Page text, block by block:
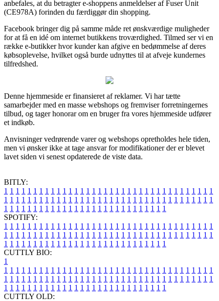
anbefales, at du betragter e-shoppens anmeldelser af Fuser Unit
(CE978A) forinden du færdiggør din shopping.
Facebook bringer dig på samme måde ret ønskværdige muligheder
for at få en idé om internet butikkens troværdighed. Tilmed ser vi en
række e-butikker hvor kunder kan afgive en bedømmelse af deres
købsoplevelse, hvilket også burde udnyttes til at afveje kundernes
tilfredshed.
Denne hjemmeside er finansieret af reklamer. Vi har tætte
samarbejder med en masse webshops og fremviser forretningernes
tilbud, og tager honorar om en bruger fra vores hjemmeside udfører
et indkøb.
Anvisninger vedrørende varer og webshops opretholdes hele tiden,
men vi ønsker ikke at tage ansvar for modifikationer der er blevet
lavet siden vi senest opdaterede de viste data.
BITLY:
1 1 1 1 1 1 1 1 1 1 1 1 1 1 1 1 1 1 1 1 1 1 1 1 1 1 1 1 1 1 1 1 1 1 1 1
1 1 1 1 1 1 1 1 1 1 1 1 1 1 1 1 1 1 1 1 1 1 1 1 1 1 1 1 1 1 1 1 1 1 1 1
1 1 1 1 1 1 1 1 1 1 1 1 1 1 1 1 1 1 1 1 1 1 1 1 1 1 1 1
SPOTIFY:
1 1 1 1 1 1 1 1 1 1 1 1 1 1 1 1 1 1 1 1 1 1 1 1 1 1 1 1 1 1 1 1 1 1 1 1
1 1 1 1 1 1 1 1 1 1 1 1 1 1 1 1 1 1 1 1 1 1 1 1 1 1 1 1 1 1 1 1 1 1 1 1
1 1 1 1 1 1 1 1 1 1 1 1 1 1 1 1 1 1 1 1 1 1 1 1 1 1 1 1
CUTTLY BIO:
1
1 1 1 1 1 1 1 1 1 1 1 1 1 1 1 1 1 1 1 1 1 1 1 1 1 1 1 1 1 1 1 1 1 1 1 1
1 1 1 1 1 1 1 1 1 1 1 1 1 1 1 1 1 1 1 1 1 1 1 1 1 1 1 1 1 1 1 1 1 1 1 1
1 1 1 1 1 1 1 1 1 1 1 1 1 1 1 1 1 1 1 1 1 1 1 1 1 1 1 1
CUTTLY OLD: